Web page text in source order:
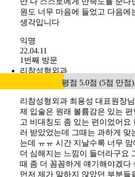
전
#에이탑 내시경 이마거상
나이가 먹어서인지 쌍커풀라인
큰마음을 먹고 이마거상을 했어
만 나 스스로에게 만족도를 준다
원도 너무 마음에 들었고 다음에
생각입니다
익명
22.04.11
1번째 방문